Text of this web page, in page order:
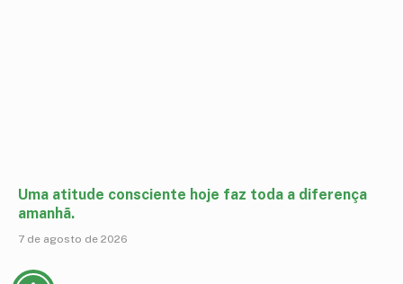
Uma atitude consciente hoje faz toda a diferença
amanhã.
7 de agosto de 2026